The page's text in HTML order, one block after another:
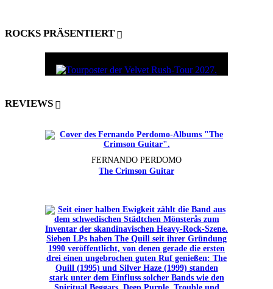
ROCKS PRÄSENTIERT
REVIEWS
FERNANDO PERDOMO
The Crimson Guitar